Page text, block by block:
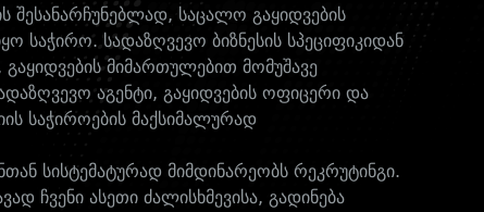
შესანარჩუნებლად, საცალო გაყიდვების
საჭირო. სადაზღვევო ბიზნესის სპეციფიკიდან
მიმართულებით მომუშავე
აგენტი, გაყიდვების ოფიცერი და
საჭიროების მაქსიმალურად
სისტემატურად მიმდინარეობს რეკრუტინგი.
ჩვენი ასეთი ძალისხმევისა, გადინება